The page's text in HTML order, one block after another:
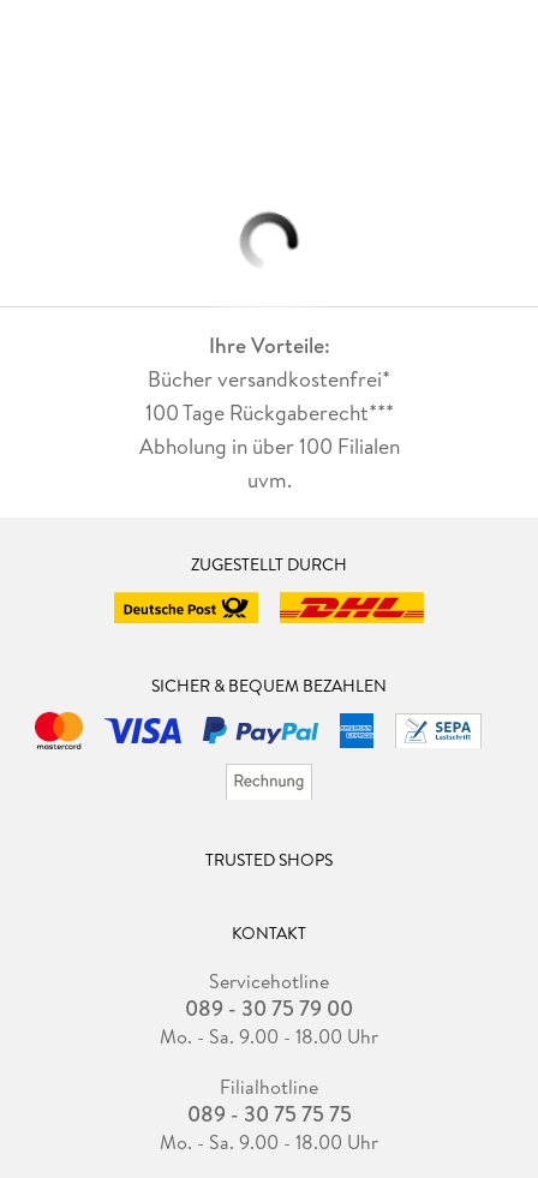
Ihre Vorteile:
Bücher versandkostenfrei*
100 Tage Rückgaberecht***
Abholung in über 100 Filialen
uvm.
ZUGESTELLT DURCH
SICHER & BEQUEM BEZAHLEN
TRUSTED SHOPS
KONTAKT
Servicehotline
089 - 30 75 79 00
Mo. - Sa. 9.00 - 18.00 Uhr
Filialhotline
089 - 30 75 75 75
Mo. - Sa. 9.00 - 18.00 Uhr